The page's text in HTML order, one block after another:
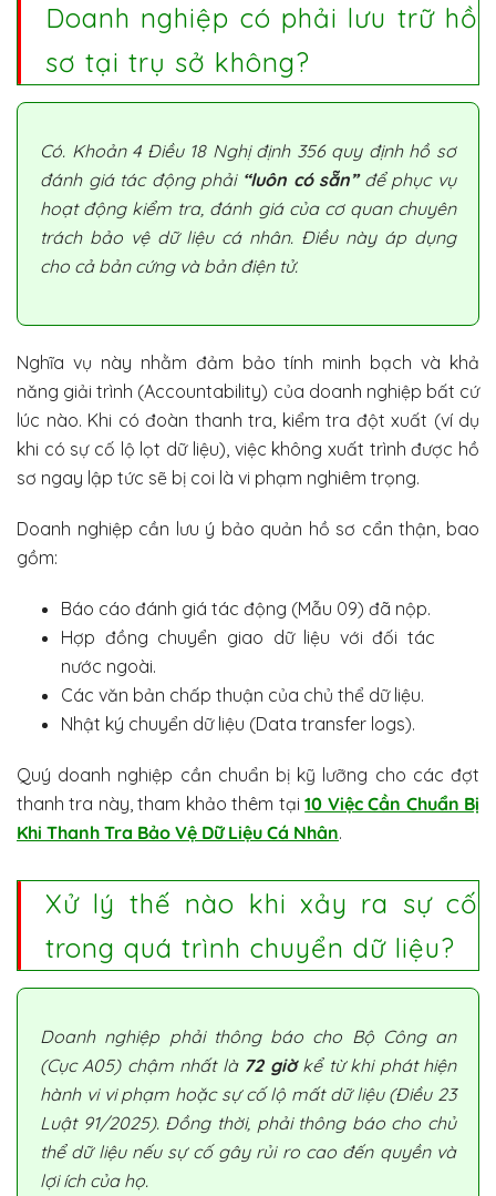
Doanh nghiệp có phải lưu trữ hồ
sơ tại trụ sở không?
Có. Khoản 4 Điều 18 Nghị định 356 quy định hồ sơ
đánh giá tác động phải “luôn có sẵn”để phục vụ
hoạt động kiểm tra, đánh giá của cơ quan chuyên
trách bảo vệ dữ liệu cá nhân. Điều này áp dụng
cho cả bản cứng và bản điện tử.
Nghĩa vụ này nhằm đảm bảo tính minh bạch và khả
năng giải trình (Accountability) của doanh nghiệp bất cứ
lúc nào. Khi có đoàn thanh tra, kiểm tra đột xuất (ví dụ
khi có sự cố lộ lọt dữ liệu), việc không xuất trình được hồ
sơ ngay lập tức sẽ bị coi là vi phạm nghiêm trọng.
Doanh nghiệp cần lưu ý bảo quản hồ sơ cẩn thận, bao
gồm:
Báo cáo đánh giá tác động (Mẫu 09) đã nộp.
Hợp đồng chuyển giao dữ liệu với đối tác
nước ngoài.
Các văn bản chấp thuận của chủ thể dữ liệu.
Nhật ký chuyển dữ liệu (Data transfer logs).
Quý doanh nghiệp cần chuẩn bị kỹ lưỡng cho các đợt
thanh tra này, tham khảo thêm tại10 Việc Cần Chuẩn Bị
Khi Thanh Tra Bảo Vệ Dữ Liệu Cá Nhân.
Xử lý thế nào khi xảy ra sự cố
trong quá trình chuyển dữ liệu?
Doanh nghiệp phải thông báo cho Bộ Công an
(Cục A05) chậm nhất là 72 giờkể từ khi phát hiện
hành vi vi phạm hoặc sự cố lộ mất dữ liệu (Điều 23
Luật 91/2025). Đồng thời, phải thông báo cho chủ
thể dữ liệu nếu sự cố gây rủi ro cao đến quyền và
lợi ích của họ.